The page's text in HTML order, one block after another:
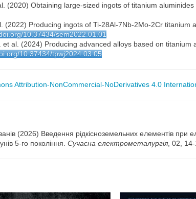
(2020) Obtaining large-sized ingots of titanium
(2022) Producing ingots of Ti-28Al-7Nb-2Mo-2Cr
10.37434/sem2022.01.01
et al. (2024) Producing advanced alloys based on
10.37434/tpwj2024.03.05
Attribution-NonCommercial-NoDerivatives 4.0
(2026) Введення рідкісноземельних елементів при
5-го покоління. Сучасна електрометалургія , 02, 14-